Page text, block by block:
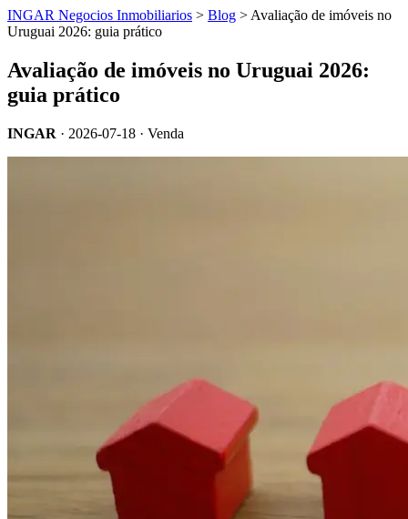
INGAR Negocios Inmobiliarios > Blog > Avaliação de imóveis no
Uruguai 2026: guia prático
Avaliação de imóveis no Uruguai 2026:
guia prático
INGAR · 2026-07-18 · Venda